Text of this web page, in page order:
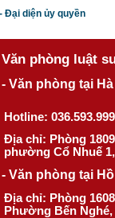
Đại diện ủy quyền
Văn phòng luật
- Văn phòng tại
Hotline:
Địa chỉ: Phòng
phường Cổ Nhuế
- Văn phòng tại
Địa chỉ: Phòng
Phường Bến